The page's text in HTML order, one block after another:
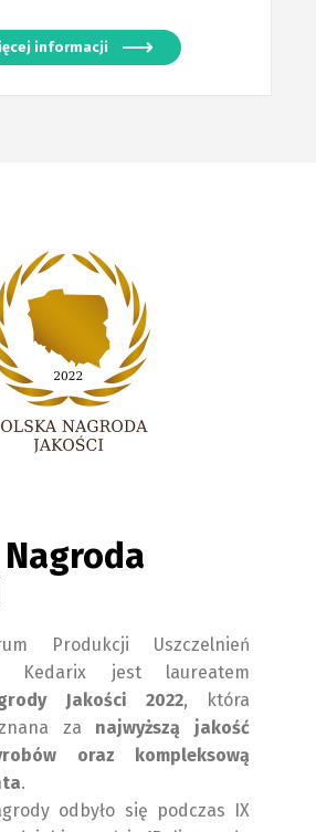
informacji
Produkcji Uszczelnień
Kedarix jest laureatem
Jakości 2022, która
za najwyższą jakość
oraz kompleksową
.
odbyło się podczas IX